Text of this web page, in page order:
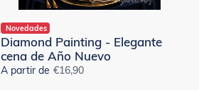
Novedades
Diamond Painting - Elegante
cena de Año Nuevo
A partir de Precio
€16,90